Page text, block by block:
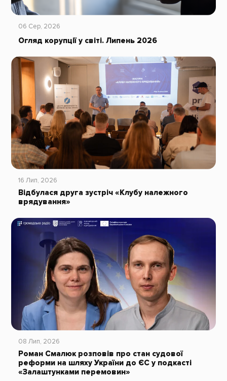
06 Сер, 2026
Огляд корупції у світі. Липень 2026
16 Лип, 2026
Відбулася друга зустріч «Клубу належного
врядування»
08 Лип, 2026
Роман Смалюк розповів про стан судової
реформи на шляху України до ЄС у подкасті
«Залаштунками перемовин»